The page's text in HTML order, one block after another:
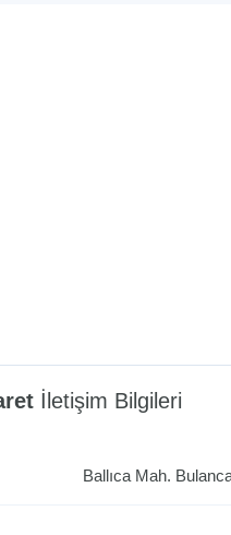
İletişim Bilgileri
Ballıca Mah.